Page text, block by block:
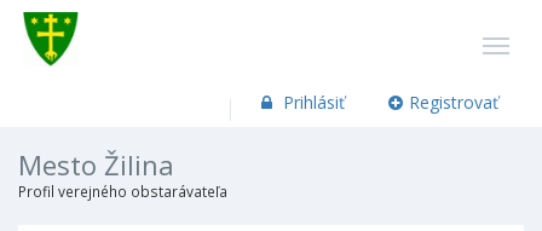
Prihlásiť Registrovať
Mesto Žilina
Profil verejného obstarávateľa